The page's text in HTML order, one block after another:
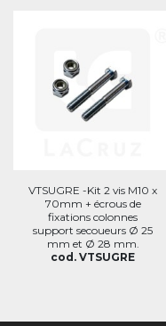
VTSUGRE -Kit 2 vis M10 x
70mm + écrous de
fixations colonnes
support secoueurs Ø 25
mm et Ø 28 mm.
cod. VTSUGRE